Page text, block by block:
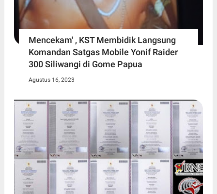
Mencekam' , KST Membidik Langsung
Komandan Satgas Mobile Yonif Raider
300 Siliwangi di Gome Papua
Agustus 16, 2023